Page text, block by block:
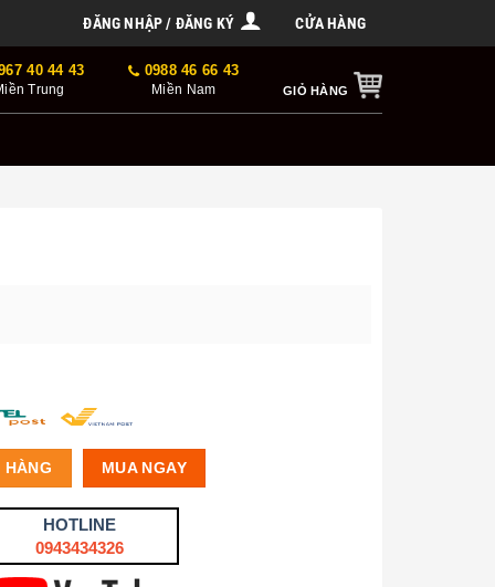
ĐĂNG NHẬP / ĐĂNG KÝ CỬA HÀNG
40 44 43
Trung
0988 46 66 43
Miền Nam GIỎ HÀNG
HÀNG MUA NGAY
HOTLINE
0943434326